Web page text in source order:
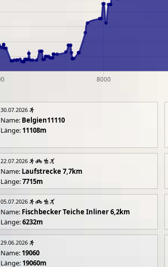
30.07.2026
Name: Belgien11110
Länge: 11108m
22.07.2026
Name: Laufstrecke 7,7km
Länge:7715m
05.07.2026
Name: Fischbecker Teiche Inliner 6,2km
Länge:6232m
29.06.2026
Name: 19060
Länge: 19060m